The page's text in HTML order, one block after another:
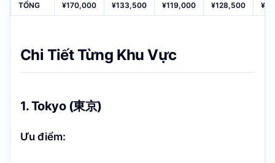
TỔNG ¥170,000 ¥133,500 ¥119,000 ¥128,500
Chi Tiết Từng Khu Vực
1. Tokyo (東京)
Ưu điểm: